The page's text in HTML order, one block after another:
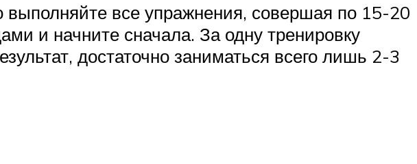
выполняйте все упражнения, совершая по 15-20
и начните сначала. За одну тренировку
достаточно заниматься всего лишь 2-3